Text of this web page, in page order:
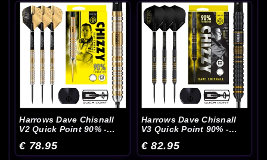
Harrows Dave Chisnall
V2 Quick Point 90% -
€ 78.95
Harrows Dave Chisnall
V3 Quick Point 90% -
€ 82.95